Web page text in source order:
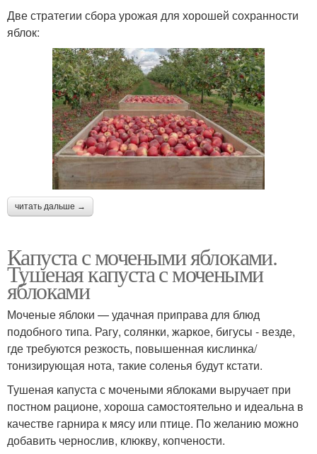
Две стратегии сбора урожая для хорошей сохранности
яблок:
читать дальше →
Капуста с мочеными яблоками.
Тушеная капуста с мочеными
яблоками
Моченые яблоки — удачная приправа для блюд
подобного типа. Рагу, солянки, жаркое, бигусы - везде,
где требуются резкость, повышенная кислинка/
тонизирующая нота, такие соленья будут кстати.
Тушеная капуста с мочеными яблоками выручает при
постном рационе, хороша самостоятельно и идеальна в
качестве гарнира к мясу или птице. По желанию можно
добавить чернослив, клюкву, копчености.